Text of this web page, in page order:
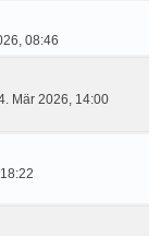
08:46
Mär 2026, 14:00